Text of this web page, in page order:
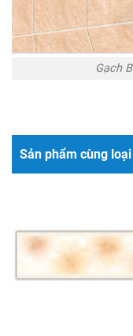
Gạch
Sản phẩm cùng loại